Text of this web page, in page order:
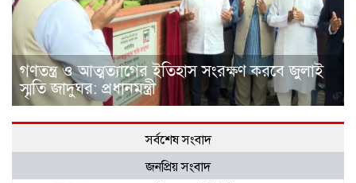
গণতন্ত্র ও আত্মত্যাগের ইতিহাস সংরক্ষণ করবে জুলাই
স্মৃতি জাদুঘর: প্রধানমন্ত্রী
সর্বশেষ সংবাদ
জনপ্রিয় সংবাদ